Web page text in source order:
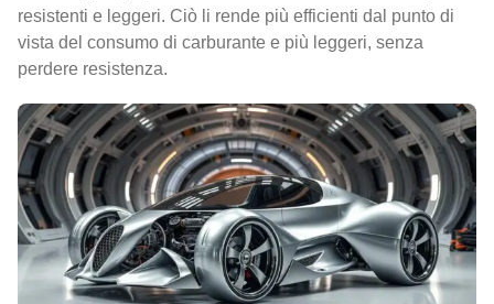
resistenti e leggeri. Ciò li rende più efficienti dal punto di
vista del consumo di carburante e più leggeri, senza
perdere resistenza.